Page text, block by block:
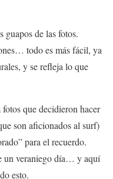
guapos de las fotos.
todo es más fácil, ya
y se refleja lo que
que decidieron hacer
son aficionados al surf)
para el recuerdo.
un veraniego día… y aquí
esto.